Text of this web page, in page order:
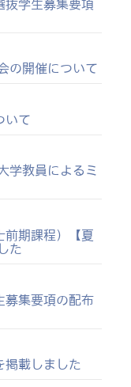
抜学生募集要項
の開催について
いて
学教員によるミ
前期課程）【夏
た
募集要項の配布
掲載しました